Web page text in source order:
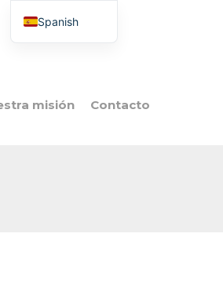
misión Contacto
Spanish
Italian